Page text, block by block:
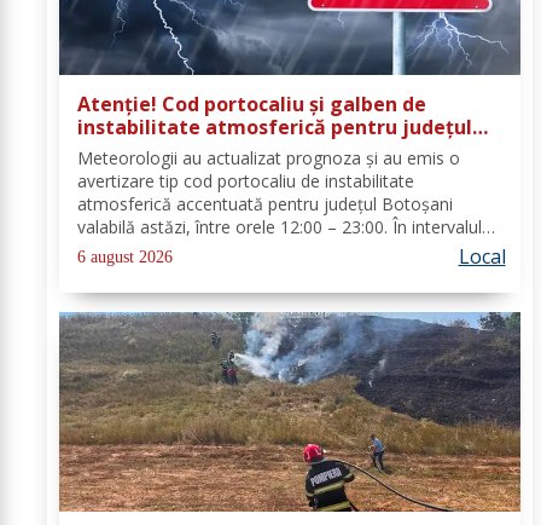
Atenție! Cod portocaliu și galben de
instabilitate atmosferică pentru județul
Botoșani
Meteorologii au actualizat prognoza și au emis o
avertizare tip cod portocaliu de instabilitate
atmosferică accentuată pentru județul Botoșani
valabilă astăzi, între orele 12:00 – 23:00. În intervalul
menționat vor fi perioade cu instabilitate atmosferică
accentuată ce se va manifesta prin...
6 august 2026 Local